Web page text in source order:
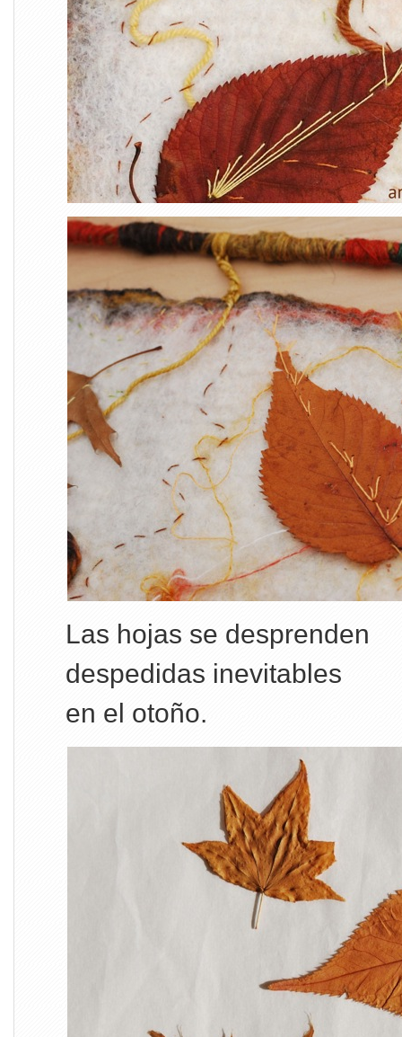
Las hojas se desprenden
despedidas inevitables
en el otoño.